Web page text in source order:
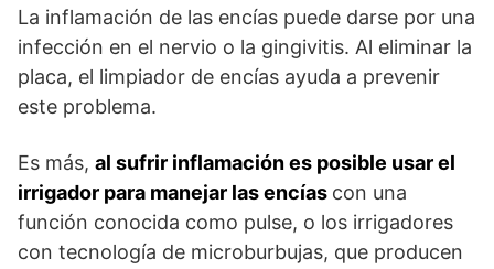
La inflamación de las encías puede darse por una
infección en el nervio o la gingivitis. Al eliminar la
placa, el limpiador de encías ayuda a prevenir
este problema.
Es más, al sufrir inflamación es posible usar el
irrigador para manejar las encías con una
función conocida como pulse, o los irrigadores
con tecnología de microburbujas, que producen